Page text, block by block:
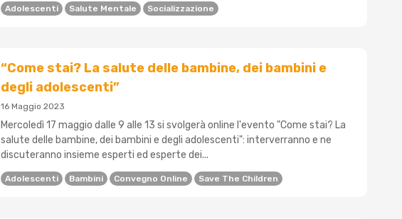
Adolescenti Salute Mentale Socializzazione
“Come stai? La salute delle bambine, dei bambini e
degli adolescenti”
16 Maggio 2023
Mercoledì 17 maggio dalle 9 alle 13 si svolgerà online l'evento "Come stai? La
salute delle bambine, dei bambini e degli adolescenti": interverranno e ne
discuteranno insieme esperti ed esperte dei...
Adolescenti Bambini Convegno Online Save The Children